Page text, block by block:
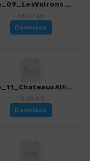
Lem_09_LesVoirons.gpx
36.07 KB
Download
Lem_11_ChateauxAllinges.gpx
13.29 KB
Download